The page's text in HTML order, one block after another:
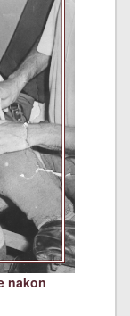
nakon